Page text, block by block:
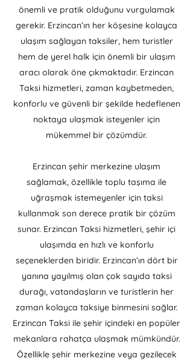
önemli ve pratik olduğunu vurgulamak
gerekir. Erzincan’ın her köşesine kolayca
ulaşım sağlayan taksiler, hem turistler
hem de yerel halk için önemli bir ulaşım
aracı olarak öne çıkmaktadır. Erzincan
Taksi hizmetleri, zaman kaybetmeden,
konforlu ve güvenli bir şekilde hedeflenen
noktaya ulaşmak isteyenler için
mükemmel bir çözümdür.
Erzincan şehir merkezine ulaşım
sağlamak, özellikle toplu taşıma ile
uğraşmak istemeyenler için taksi
kullanmak son derece pratik bir çözüm
sunar. Erzincan Taksi hizmetleri, şehir içi
ulaşımda en hızlı ve konforlu
seçeneklerden biridir. Erzincan’ın dört bir
yanına yayılmış olan çok sayıda taksi
durağı, vatandaşların ve turistlerin her
zaman kolayca taksiye binmesini sağlar.
Erzincan Taksi ile şehir içindeki en popüler
mekanlara rahatça ulaşmak mümkündür.
Özellikle şehir merkezine veya gezilecek